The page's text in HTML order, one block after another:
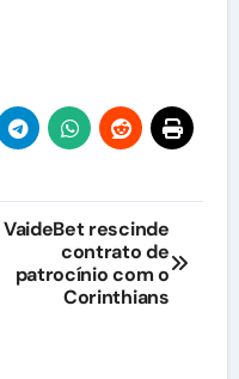
VaideBet rescinde
contrato de
patrocínio com o
Corinthians